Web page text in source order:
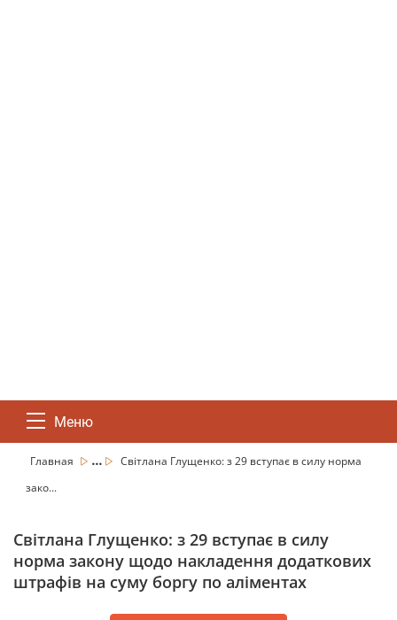
Меню
Главная ...
Світлана Глущенко: з 29 вступає в силу норма
зако...
Світлана Глущенко: з 29 вступає в силу
норма закону щодо накладення додаткових
штрафів на суму боргу по аліментах